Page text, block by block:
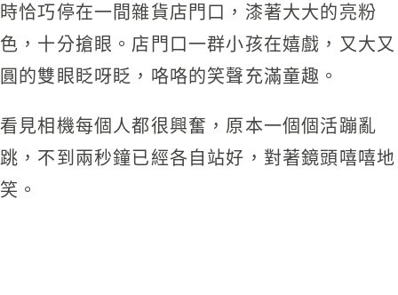
時恰巧停在一間雜貨店門口，漆著大大的亮粉
色，十分搶眼。店門口一群小孩在嬉戲，又大又
圓的雙眼眨呀眨，咯咯的笑聲充滿童趣。
看見相機每個人都很興奮，原本一個個活蹦亂
跳，不到兩秒鐘已經各自站好，對著鏡頭嘻嘻地
笑。